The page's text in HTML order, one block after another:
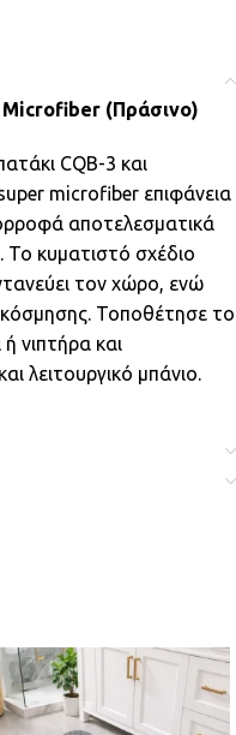
Microfiber (Πράσινο)
CQB-3 και
microfiber επιφάνεια
αποτελεσματικά
κυματιστό σχέδιο
τον χώρο, ενώ
Τοποθέτησε το
νιπτήρα και
λειτουργικό μπάνιο.